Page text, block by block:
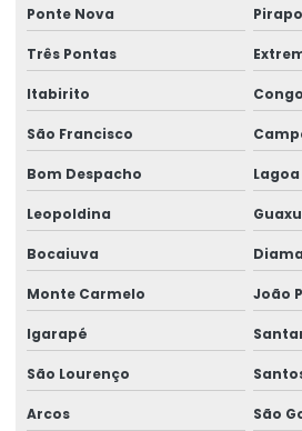
Onde Comprar Etiqueta Termica Para
Onde Comprar Etiqueta Térmica Para
Produção De Etiquetas Adesivas
Produção De Etiquetas Em Várias
Produção De Rótulos Adesivos
Ribbon 110x300 Cera Resina
Ribbon 110x300 Com Alta Tecnologia
Ribbon 110x450 De Alta
Ponte Nova
Três Pontas
Itabirito
São Francisco
Bom Despacho
Leopoldina
Bocaiuva
Monte Carmelo João
Igarapé
São Lourenço
Arcos São